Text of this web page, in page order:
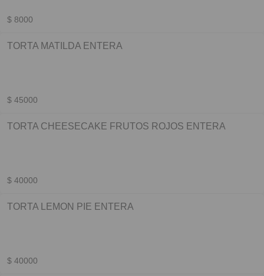
$ 8000
TORTA MATILDA ENTERA
$ 45000
TORTA CHEESECAKE FRUTOS ROJOS ENTERA
$ 40000
TORTA LEMON PIE ENTERA
$ 40000